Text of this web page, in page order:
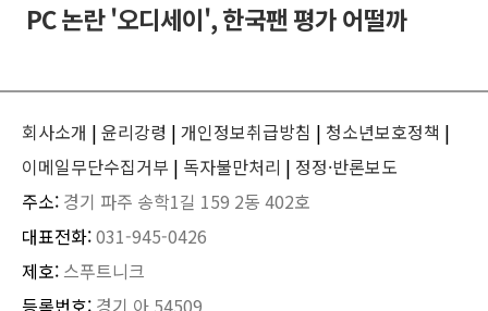
PC 논란 '오디세이', 한국팬 평가 어떨까
회사소개 | 윤리강령 | 개인정보취급방침 | 청소년보호정책 |
이메일무단수집거부 | 독자불만처리 | 정정·반론보도
주소: 경기 파주 송학1길 159 2동 402호
대표전화:031-945-0426
제호: 스푸트니크